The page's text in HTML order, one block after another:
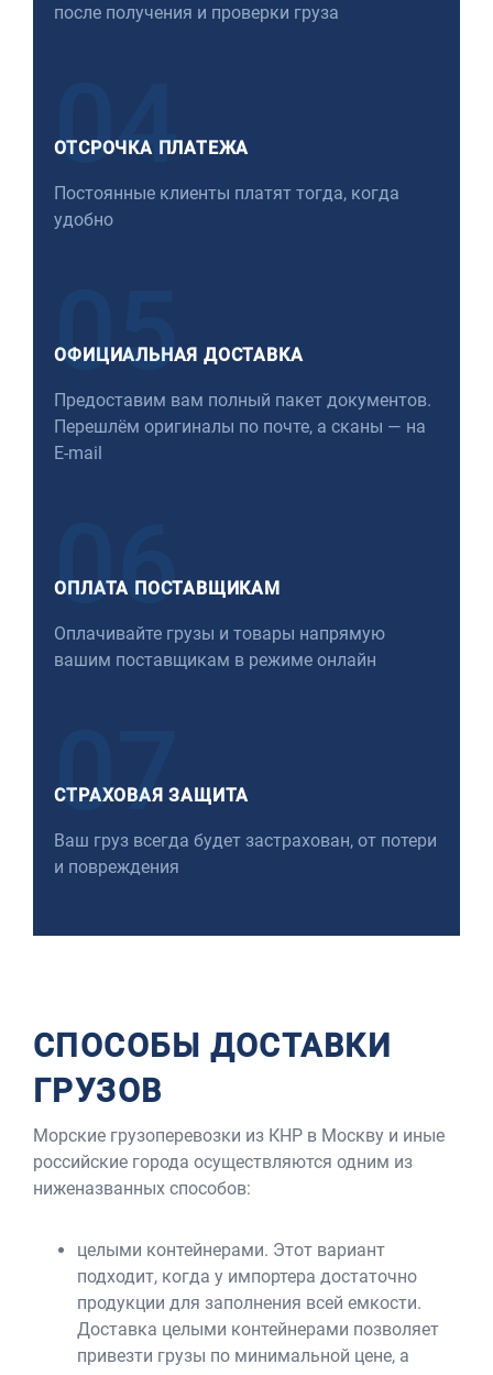
после получения и проверки груза
04
ОТСРОЧКА ПЛАТЕЖА
Постоянные клиенты платят тогда, когда
удобно
05
ОФИЦИАЛЬНАЯ ДОСТАВКА
Предоставим вам полный пакет документов.
Перешлём оригиналы по почте, а сканы — на
E-mail
06
ОПЛАТА ПОСТАВЩИКАМ
Оплачивайте грузы и товары напрямую
вашим поставщикам в режиме онлайн
07
СТРАХОВАЯ ЗАЩИТА
Ваш груз всегда будет застрахован, от потери
и повреждения
СПОСОБЫ ДОСТАВКИ
ГРУЗОВ
Морские грузоперевозки из КНР в Москву и иные
российские города осуществляются одним из
ниженазванных способов:
целыми контейнерами. Этот вариант
подходит, когда у импортера достаточно
продукции для заполнения всей емкости.
Доставка целыми контейнерами позволяет
привезти грузы по минимальной цене, а